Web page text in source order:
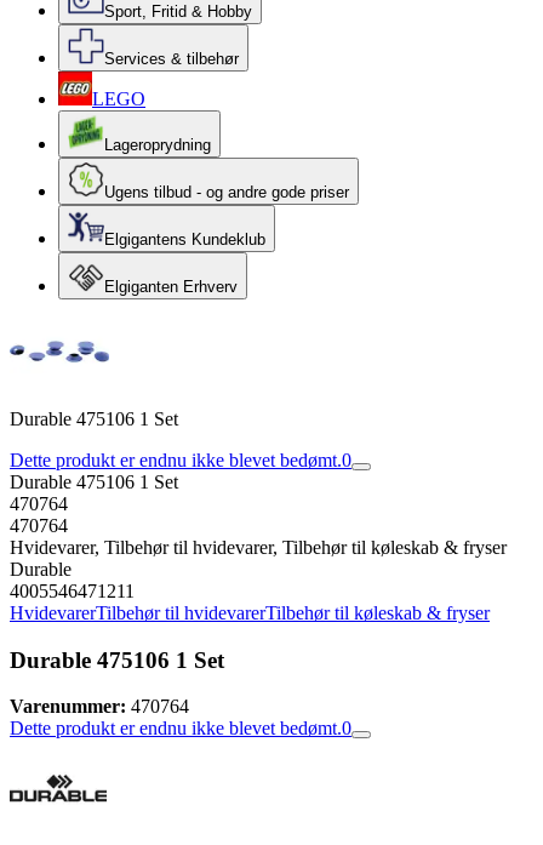
Sport, Fritid & Hobby
Services & tilbehør
LEGO
Lageroprydning
Ugens tilbud - og andre gode priser
Elgigantens Kundeklub
Elgiganten Erhverv
Durable 475106 1 Set
Dette produkt er endnu ikke blevet bedømt.0
Durable 475106 1 Set
470764
470764
Hvidevarer, Tilbehør til hvidevarer, Tilbehør til køleskab & fryser
Durable
4005546471211
HvidevarerTilbehør til hvidevarerTilbehør til køleskab & fryser
Durable 475106 1 Set
Varenummer: 470764
Dette produkt er endnu ikke blevet bedømt.0